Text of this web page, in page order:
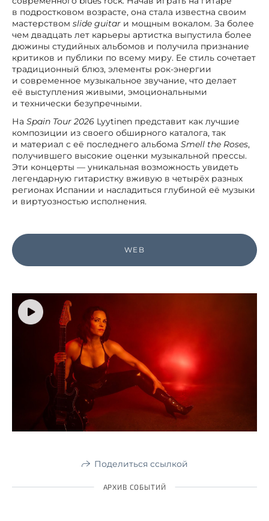
в подростковом возрасте, она стала известна своим
мастерством slide guitar и мощным вокалом. За более
чем двадцать лет карьеры артистка выпустила более
дюжины студийных альбомов и получила признание
критиков и публики по всему миру. Ее стиль сочетает
традиционный блюз, элементы рок-энергии
и современное музыкальное звучание, что делает
её выступления живыми, эмоциональными
и технически безупречными.
На Spain Tour 2026 Lyytinen представит как лучшие
композиции из своего обширного каталога, так
и материал с её последнего альбома Smell the Roses,
получившего высокие оценки музыкальной прессы.
Эти концерты — уникальная возможность увидеть
легендарную гитаристку вживую в четырёх разных
регионах Испании и насладиться глубиной её музыки
и виртуозностью исполнения.
WEB
Поделиться ссылкой
АРХИВ СОБЫТИЙ